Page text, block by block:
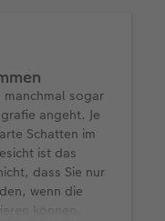
sogar
angeht. Je
Schatten im
ist das
dass Sie nur
wenn die
können.